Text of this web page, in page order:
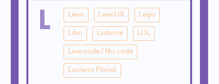
L Lean LeanUX Lego
Libri Lisbona LOL
Low code / No code
Luciano Floridi